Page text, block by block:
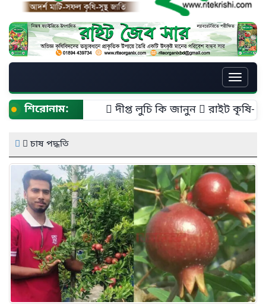
Toggle
শিরোনাম: দীপ্ত লুচি কি জানুন রাইট কৃষি- শুধু
চাষ পদ্ধতি